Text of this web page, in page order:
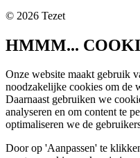
© 2026 Tezet
HMMM...
Onze website maakt gebruik
noodzakelijke cookies om de
Daarnaast gebruiken we
analyseren en om content te
optimaliseren we de
Door op 'Aanpassen' te